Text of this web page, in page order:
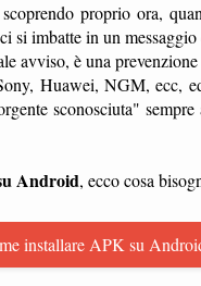
proprio ora,
si imbatte in un
avviso, è una
Huawei, NGM, ecc,
sconosciuta"
Android, ecco cosa
installare APK su